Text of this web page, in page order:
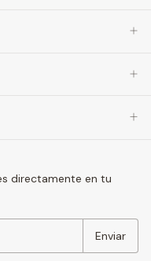
directamente en tu